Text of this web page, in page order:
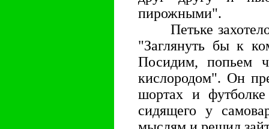
пирожными".
Петьке
"Заглянуть бы к
Посидим, попьем
кислородом". Он
шортах и
сидящего у